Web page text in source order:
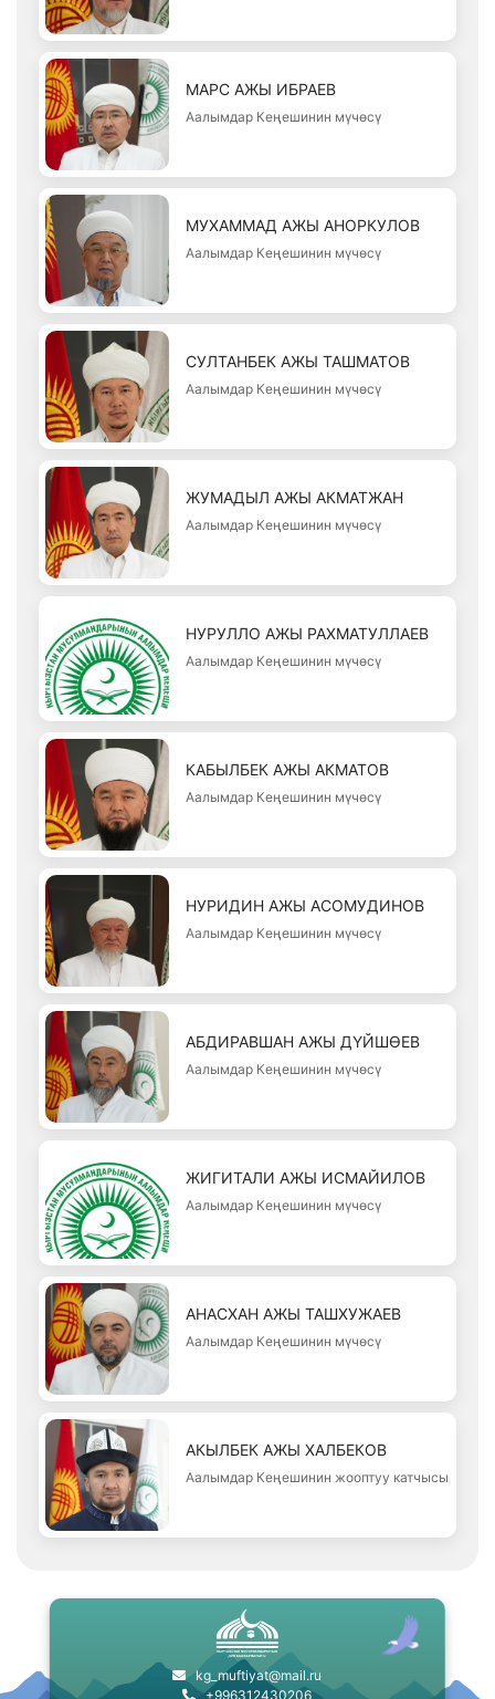
МАРС АЖЫ ИБРАЕВ
Аалымдар Кеңешинин мүчөсү
МУХАММАД АЖЫ АНОРКУЛОВ
Аалымдар Кеңешинин мүчөсү
СУЛТАНБЕК АЖЫ ТАШМАТОВ
Аалымдар Кеңешинин мүчөсү
ЖУМАДЫЛ АЖЫ АКМАТЖАН
Аалымдар Кеңешинин мүчөсү
НУРУЛЛО АЖЫ РАХМАТУЛЛАЕВ
Аалымдар Кеңешинин мүчөсү
КАБЫЛБЕК АЖЫ АКМАТОВ
Аалымдар Кеңешинин мүчөсү
НУРИДИН АЖЫ АСОМУДИНОВ
Аалымдар Кеңешинин мүчөсү
АБДИРАВШАН АЖЫ ДҮЙШӨЕВ
Аалымдар Кеңешинин мүчөсү
ЖИГИТАЛИ АЖЫ ИСМАЙИЛОВ
Аалымдар Кеңешинин мүчөсү
АНАСХАН АЖЫ ТАШХУЖАЕВ
Аалымдар Кеңешинин мүчөсү
АКЫЛБЕК АЖЫ ХАЛБЕКОВ
Аалымдар Кеңешинин жооптуу катчысы
kg_muftiyat@mail.ru
+996312430206